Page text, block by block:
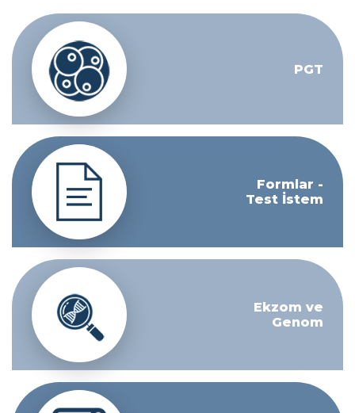
PGT
Formlar -
Test İstem
Ekzom ve
Genom